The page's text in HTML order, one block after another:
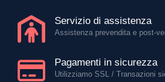
Servizio di assistenza
Assistenza prevendita e post-
Pagamenti in sicurezza
Utilizziamo SSL / Transazioni